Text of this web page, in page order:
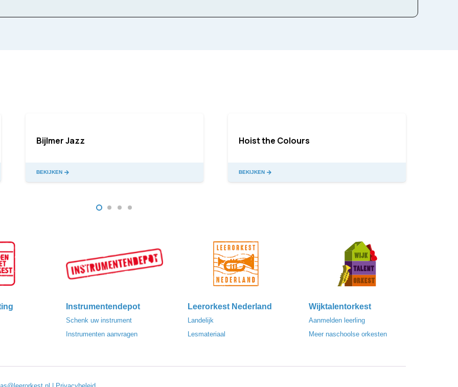
Bijlmer Jazz
BEKIJKEN
Hoist the Colours
BEKIJKEN
Instrumentendepot
Schenk uw instrument
Instrumenten aanvragen
Leerorkest Nederland
Landelijk
Lesmateriaal
Wijktalentorkest
Aanmelden leerling
Meer naschoolse orkesten